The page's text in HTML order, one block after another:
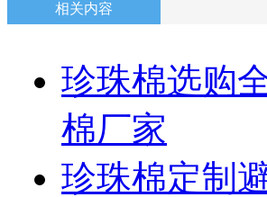
相关内容
珍珠棉选购
棉厂家
珍珠棉定制